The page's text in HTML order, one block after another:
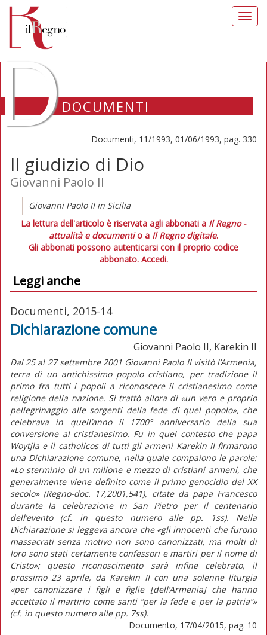
DOCUMENTI
Documenti, 11/1993, 01/06/1993, pag. 330
Il giudizio di Dio
Giovanni Paolo II
Giovanni Paolo II in Sicilia
La lettura dell'articolo è riservata agli abbonati a Il Regno -
attualità e documentio a Il Regno digitale.
Gli abbonati possono autenticarsi con il proprio codice
abbonato. Accedi.
Leggi anche
Documenti, 2015-14
Dichiarazione comune
Giovanni Paolo II, Karekin II
Dal 25 al 27 settembre 2001 Giovanni Paolo II visitò l’Armenia,
terra di un antichissimo popolo cristiano, per tradizione il
primo fra tutti i popoli a riconoscere il cristianesimo come
religione della nazione. Si trattò allora di «un vero e proprio
pellegrinaggio alle sorgenti della fede di quel popolo», che
celebrava in quell’anno il 1700° anniversario della sua
conversione al cristianesimo. Fu in quel contesto che papa
Woytjla e il catholicos di tutti gli armeni Karekin II firmarono
una Dichiarazione comune, nella quale compaiono le parole:
«Lo sterminio di un milione e mezzo di cristiani armeni, che
generalmente viene definito come il primo genocidio del XX
secolo» (Regno-doc. 17,2001,541), citate da papa Francesco
durante la celebrazione in San Pietro per il centenario
dell’evento (cf. in questo numero alle pp. 1ss). Nella
Dichiarazione si leggeva ancora che «gli innocenti che furono
massacrati senza motivo non sono canonizzati, ma molti di
loro sono stati certamente confessori e martiri per il nome di
Cristo»; questo riconoscimento sarà infine celebrato, il
prossimo 23 aprile, da Karekin II con una solenne liturgia
«per canonizzare i figli e figlie [dell’Armenia] che hanno
accettato il martirio come santi “per la fede e per la patria”»
(cf. in questo numero alle pp. 7ss).
Documento, 17/04/2015, pag. 10